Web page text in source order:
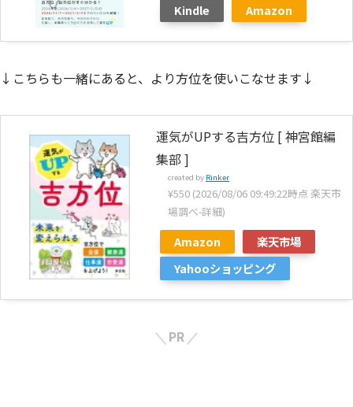
Kindle Amazon
↓こちらも一緒にあると、より方位を使いこなせます↓
運気がUPする吉方位 [ 神宮館編
集部 ]
created by Rinker
¥550 (2026/08/06 09:49:22時点 楽天市
場調べ-詳細)
Amazon
楽天市場
Yahooショッピング
PR